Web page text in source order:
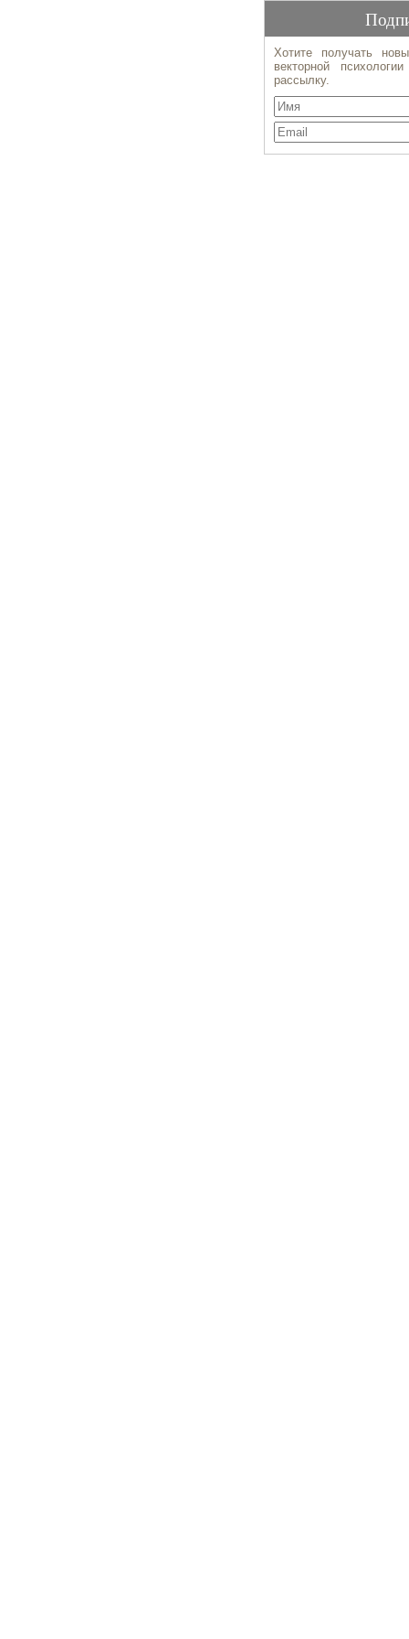
Хотите получать
векторной
рассылку.